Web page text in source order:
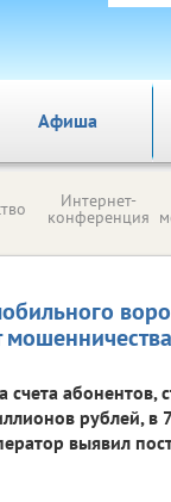
Афиша
Интернет-
конференция
счета абонентов,
рублей, в
выявил